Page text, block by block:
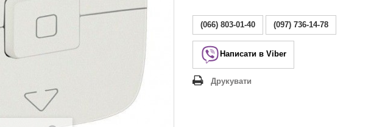
(066) 803-01-40 (097) 736-14-78
Написати в Viber
Друкувати